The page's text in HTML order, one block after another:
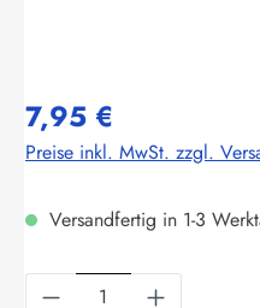
7,95 €
Preise inkl. MwSt. zzgl.
Versandfertig in 1-3
Produkt Anzahl: